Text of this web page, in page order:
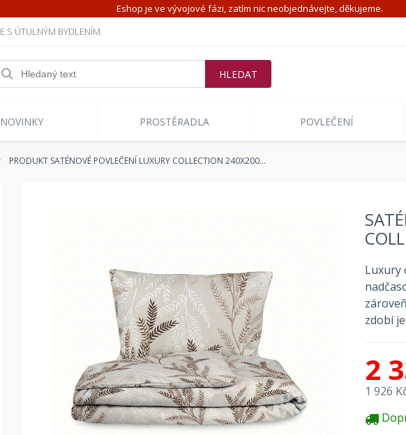
Eshop je ve vývojové fázi, zatím nic neobjednávejte, děkujeme.
S ÚTULNÝM BYDLENÍM
NOVINKY PROSTĚRADLA POVLEČENÍ
PRODUKT SATÉNOVÉ POVLEČENÍ LUXURY COLLECTION 240X200…
Luxury
zdobí
2
1 926